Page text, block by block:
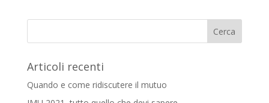
Articoli recenti
Quando e come ridiscutere il mutuo